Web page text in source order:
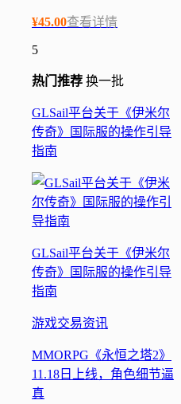
¥45.00查看详情
5
热门 推荐 换一批
GLSail平台关于《伊米尔
传奇》国际服的操作引导
指南
GLSail平台关于《伊米尔
传奇》国际服的操作引导
指南
游戏交易资讯
MMORPG《永恒之塔2》
11.18日上线，角色细节逼
真